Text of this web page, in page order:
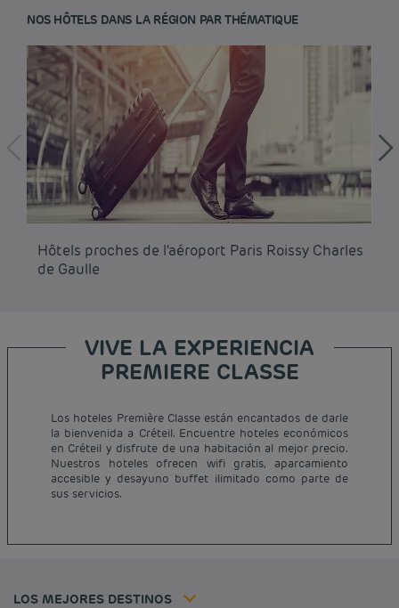
NOS HÔTELS DANS LA RÉGION PAR THÉMATIQUE
Hôtels proches de l'aéroport Paris Roissy Charles
de Gaulle
VIVE LA EXPERIENCIA
PREMIERE CLASSE
Los hoteles Première Classe están encantados de darle
la bienvenida a Créteil. Encuentre hoteles económicos
en Créteil y disfrute de una habitación al mejor precio.
Nuestros hoteles ofrecen wifi gratis, aparcamiento
accesible y desayuno buffet ilimitado como parte de
sus servicios.
LOS MEJORES DESTINOS
Hoteles baratos París
Hoteles baratos Francia
Hoteles baratos Marsella
Hoteles baratos Burdeos
Hoteles baratos Toulouse
Tarifa del miembro
Avisos legales
Términos y Condiciones Generales
Tax policy